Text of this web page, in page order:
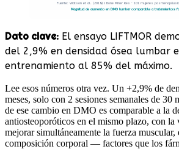
Fuente: Watson et al. (2018) J Bone Miner Res · 101 mujeres
Magnitud de aumento en DMO lumbar comparable a tratamientos
Dato clave: El ensayo LIFTMOR
del 2,9% en densidad ósea lumbar
entrenamiento al 85% del máximo.
Lee esos números otra vez. Un +2,9% de
meses, solo con 2 sesiones semanales de 30
de ese cambio en DMO es comparable a la
antiosteoporóticos en el mismo plazo, con la
mejorar simultáneamente la fuerza
composición corporal — factores que los